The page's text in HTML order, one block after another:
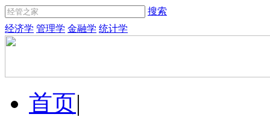
搜索
经济学 管理学 金融学 统计学
首页|